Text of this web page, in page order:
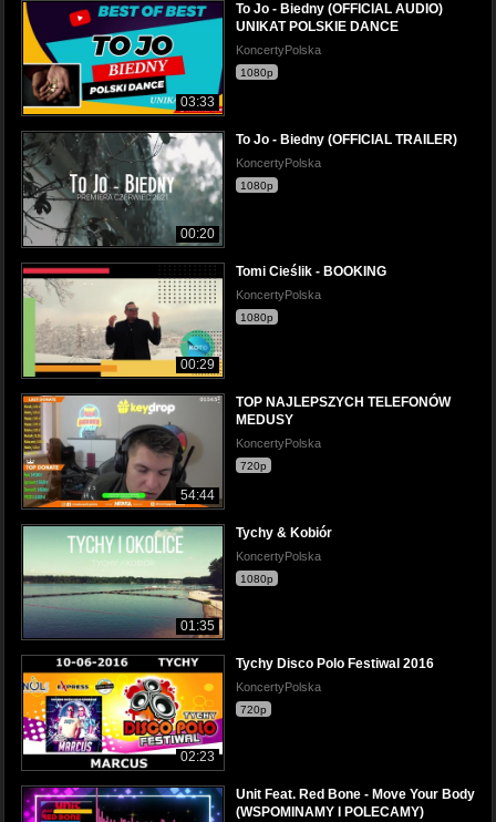
03:33
To Jo - Biedny (OFFICIAL AUDIO)
UNIKAT POLSKIE DANCE
KoncertyPolska
1080p
00:20
To Jo - Biedny (OFFICIAL TRAILER)
KoncertyPolska
1080p
00:29
Tomi Cieślik - BOOKING
KoncertyPolska
1080p
54:44
TOP NAJLEPSZYCH TELEFONÓW
MEDUSY
KoncertyPolska
720p
01:35
Tychy & Kobiór
KoncertyPolska
1080p
02:23
Tychy Disco Polo Festiwal 2016
KoncertyPolska
720p
Unit Feat. Red Bone - Move Your Body
(WSPOMINAMY I POLECAMY)